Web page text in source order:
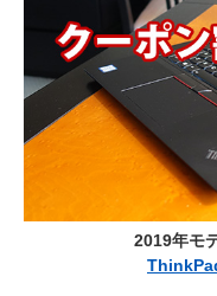
2019年モ